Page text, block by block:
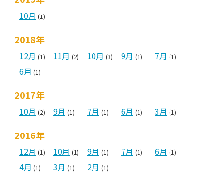
10月 (1)
2018年
12月 (1) 11月 (2) 10月 (3) 9月 (1) 7月 (1)
6月 (1)
2017年
10月 (2) 9月 (1) 7月 (1) 6月 (1) 3月 (1)
2016年
12月 (1) 10月 (1) 9月 (1) 7月 (1) 6月 (1)
4月 (1) 3月 (1) 2月 (1)